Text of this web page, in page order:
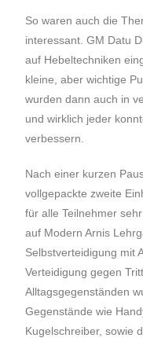
So waren auch die
interessant. GM Datu
auf Hebeltechniken
kleine, aber wichtige
wurden dann auch in
und wirklich jeder
verbessern.
Nach einer kurzen
vollgepackte zweite
für alle Teilnehmer
auf Modern Arnis
Selbstverteidigung mit
Verteidigung gegen
Alltagsgegenständen
Gegenstände wie
Kugelschreiber, sowie